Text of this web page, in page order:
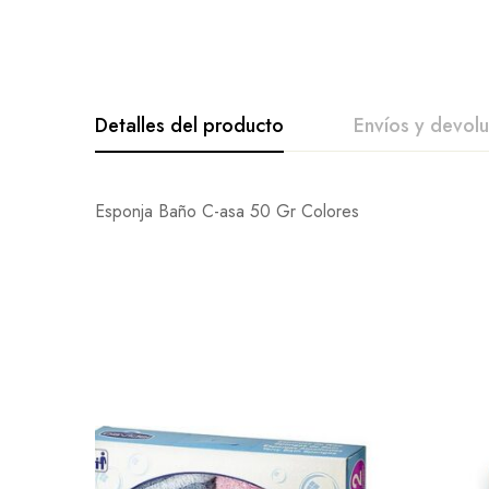
Detalles del producto Envíos y
Esponja Baño C-asa 50 Gr Colores
De La
Pregunta Y